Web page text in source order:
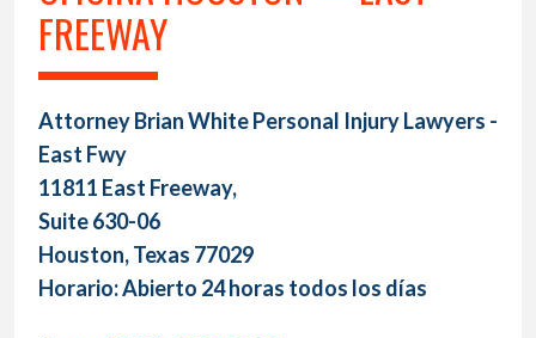
FREEWAY
Attorney Brian White Personal Injury Lawyers -
East Fwy
11811 East Freeway,
Suite 630-06
Houston, Texas 77029
Horario: Abierto 24 horas todos los días